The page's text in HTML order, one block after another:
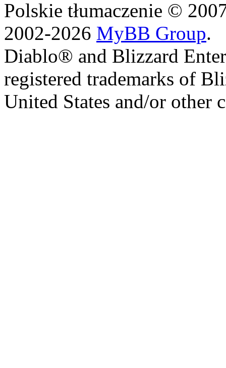
Polskie tłumaczenie ©
2002-2026 MyBB Group.
Diablo® and Blizzard
registered trademarks of
United States and/or other